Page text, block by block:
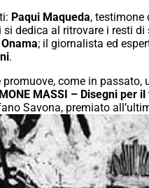
Paqui Maqueda, testimone
dedica al ritrovare i resti
; il giornalista ed
.
come in
MASSI – Disegni per
Savona, premiato